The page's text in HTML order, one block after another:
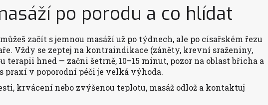
po porodu a co hlídat
začít s jemnou masáží už po týdnech, ale po císařském řezu
Vždy se zeptej na kontraindikace (záněty, krevní sraženiny,
terapii hned — začni šetrně, 10–15 minut, pozor na oblast břicha a
praxí v poporodní péči je velká výhoda.
krvácení nebo zvýšenou teplotu, masáž odlož a kontaktuj